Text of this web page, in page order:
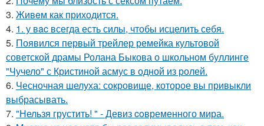
3. Живeм как приходится.
4. 1. у вac всегда есть силы, чтобы исцелить себя.
5. Появился первый трейлер ремейка культовой
советской драмы Ролана Быкова о школьном буллинге
"Чучело" с Кристиной асмус в одной из ролей.
6. Чесночная шелуха: сокровище, которое вы привыкли
выбрасывать.
7. "Нельзя грустить! " - Девиз coвременного мира.